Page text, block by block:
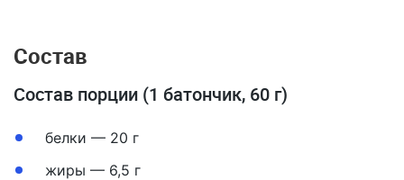
Состав
Состав порции (1 батончик, 60 г)
белки — 20 г
жиры — 6,5 г